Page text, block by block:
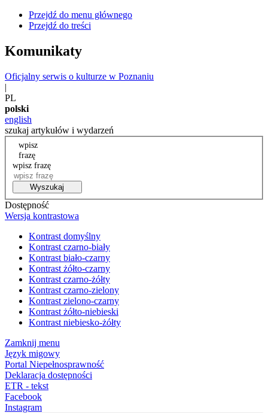
Przejdź do menu głównego
Przejdź do treści
Komunikaty
Oficjalny serwis o kulturze w Poznaniu
|
PL
polski
english
szukaj artykułów i wydarzeń
wpisz
frazę
wpisz frazę
Wyszukaj
Dostępność
Wersja kontrastowa
Kontrast domyślny
Kontrast czarno-biały
Kontrast biało-czarny
Kontrast żółto-czarny
Kontrast czarno-żółty
Kontrast czarno-zielony
Kontrast zielono-czarny
Kontrast żółto-niebieski
Kontrast niebiesko-żółty
Zamknij menu
Język migowy
Portal Niepełnosprawność
Deklaracja dostępności
ETR - tekst
Facebook
Instagram